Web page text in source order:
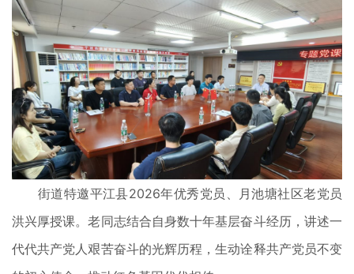
街道特邀平江县2026年优秀党员、月池塘社区老党员
洪兴厚授课。老同志结合自身数十年基层奋斗经历，讲述一
代代共产党人艰苦奋斗的光辉历程，生动诠释共产党员不变